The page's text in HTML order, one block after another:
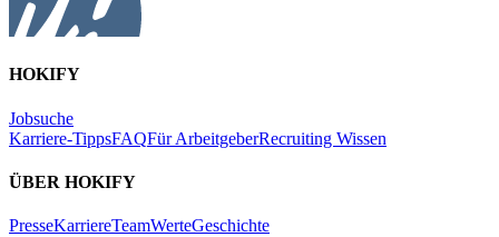
HOKIFY
Jobsuche
Karriere-TippsFAQFür ArbeitgeberRecruiting Wissen
ÜBER HOKIFY
PresseKarriereTeamWerteGeschichte